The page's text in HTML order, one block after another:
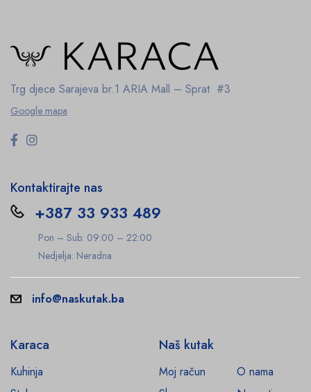
Trg djece Sarajeva br.1 ARIA Mall – Sprat #3
Google mapa
Kontaktirajte nas
+387 33 933 489
Pon – Sub: 09:00 – 22:00
Nedjelja: Neradna
info@naskutak.ba
Karaca
Kuhinja
Naš kutak
Moj račun
O nama